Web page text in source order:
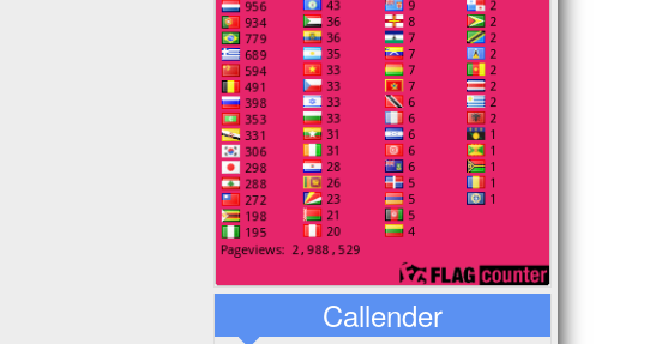
Callender